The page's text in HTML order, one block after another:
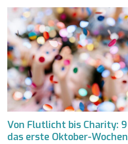
Von Flutlicht bis Charity:
das erste Oktober-